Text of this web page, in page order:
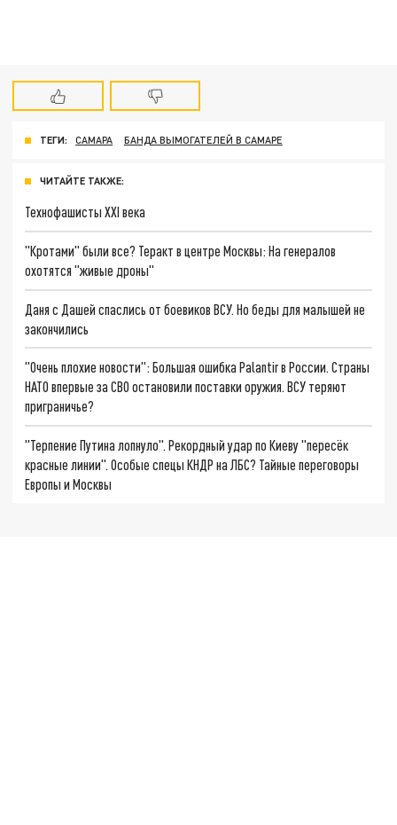
ТЕГИ: САМАРА БАНДА ВЫМОГАТЕЛЕЙ В САМАРЕ
ЧИТАЙТЕ ТАКЖЕ:
Технофашисты XXI века
"Кротами" были все? Теракт в центре Москвы: На генералов
охотятся "живые дроны"
Даня с Дашей спаслись от боевиков ВСУ. Но беды для малышей не
закончились
"Очень плохие новости": Большая ошибка Palantir в России. Страны
НАТО впервые за СВО остановили поставки оружия. ВСУ теряют
приграничье?
"Терпение Путина лопнуло". Рекордный удар по Киеву "пересёк
красные линии". Особые спецы КНДР на ЛБС? Тайные переговоры
Европы и Москвы